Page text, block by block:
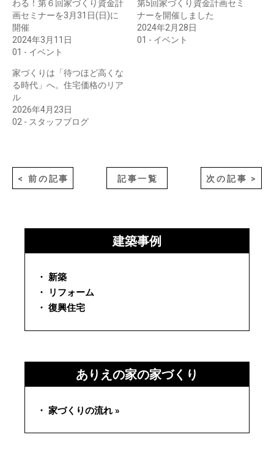
わる！第６回家づくり資金計
画セミナーを3月31日(日)に
開催
2024年3月11日
01 - イベント
第5回家づくり資金計画セミ
ナーを開催しました
2024年2月28日
01 - イベント
家づくりは「待つほど高くな
る時代」へ。住宅価格のリア
ル
2026年4月23日
02 - スタッフブログ
< 前の記事 記事一覧 次の記事 >
建築事例
・ 新築
・ リフォーム
・ 復興住宅
ありえの家の家づくり
・ 家づくりの流れ »